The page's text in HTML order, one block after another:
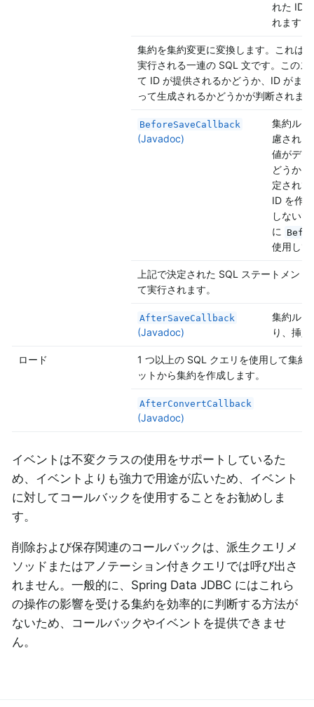
れた ID
れます。
集約を集約変更に変換します。これは
実行される一連の SQL 文です。このス
て ID が提供されるかどうか、ID がま
って生成されるかどうかが判断されま
BeforeSaveCallback
(Javadoc)
集約ルー
慮され
値がデー
どうか
定され
ID を作
しない
に
使用して
上記で決定された SQL ステートメン
て実行されます。
AfterSaveCallback
(Javadoc)
集約ルー
り、挿
ロード
1 つ以上の SQL クエリを使用して集約
ットから集約を作成します。
AfterConvertCallback
(Javadoc)
イベントは不変クラスの使用をサポートしているた
め、イベントよりも強力で用途が広いため、イベント
に対してコールバックを使用することをお勧めしま
す。
削除および保存関連のコールバックは、派生クエリメ
ソッドまたはアノテーション付きクエリでは呼び出さ
れません。一般的に、Spring Data JDBC にはこれら
の操作の影響を受ける集約を効率的に判断する方法が
ないため、コールバックやイベントを提供できませ
ん。